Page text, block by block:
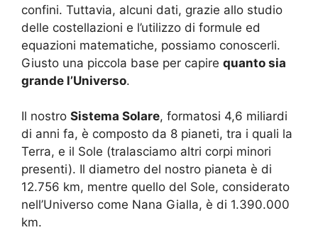
confini. Tuttavia, alcuni dati, grazie allo studio
delle costellazioni e l’utilizzo di formule ed
equazioni matematiche, possiamo conoscerli.
Giusto una piccola base per capire quanto sia
grande l’Universo.
Il nostro Sistema Solare, formatosi 4,6 miliardi
di anni fa, è composto da 8 pianeti, tra i quali la
Terra, e il Sole (tralasciamo altri corpi minori
presenti). Il diametro del nostro pianeta è di
12.756 km, mentre quello del Sole, considerato
nell’Universo come Nana Gialla, è di 1.390.000
km.